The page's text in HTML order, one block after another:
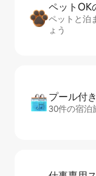
ペットOK
ペットと泊
ょう
プール付
30件の宿泊